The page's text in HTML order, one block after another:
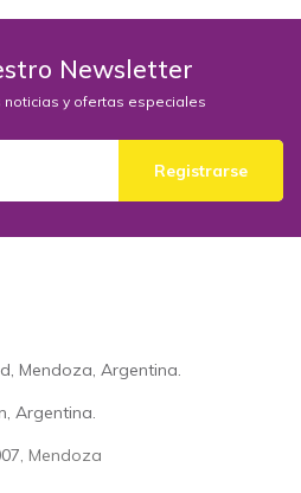
Newsletter
y ofertas especiales
Registrarse
Mendoza, Argentina.
Argentina.
, Mendoza